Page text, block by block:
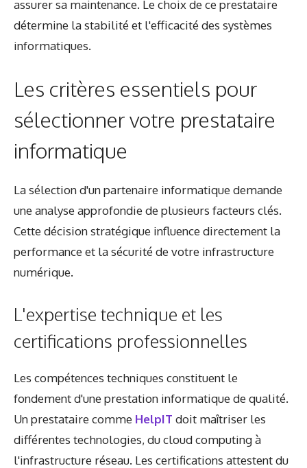
assurer sa maintenance. Le choix de ce prestataire
détermine la stabilité et l'efficacité des systèmes
informatiques.
Les critères essentiels pour
sélectionner votre prestataire
informatique
La sélection d'un partenaire informatique demande
une analyse approfondie de plusieurs facteurs clés.
Cette décision stratégique influence directement la
performance et la sécurité de votre infrastructure
numérique.
L'expertise technique et les
certifications professionnelles
Les compétences techniques constituent le
fondement d'une prestation informatique de qualité.
Un prestataire comme HelpIT doit maîtriser les
différentes technologies, du cloud computing à
l'infrastructure réseau. Les certifications attestent du